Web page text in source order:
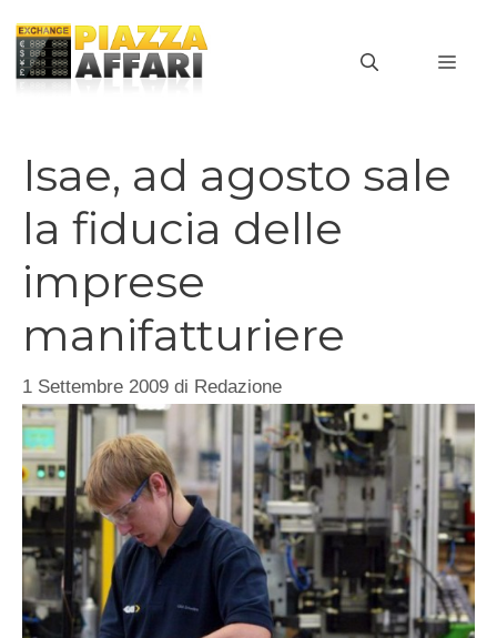
contenuto
Isae, ad agosto sale
la fiducia delle
imprese
manifatturiere
1 Settembre 2009 di Redazione